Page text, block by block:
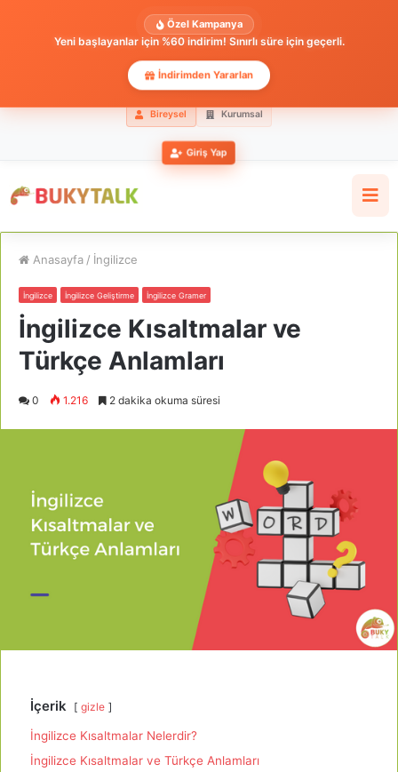
Özel Kampanya
Yeni başlayanlar için %60 indirim! Sınırlı süre için geçerli.
İndirimden Yararlan
Bireysel Kurumsal
Giriş Yap
Anasayfa / İngilizce
İngilizce İngilizce Geliştirme İngilizce Gramer
İngilizce Kısaltmalar ve
Türkçe Anlamları
0 1.216 2 dakika okuma süresi
İçerik gizle
İngilizce Kısaltmalar Nelerdir?
İngilizce Kısaltmalar ve Türkçe Anlamları